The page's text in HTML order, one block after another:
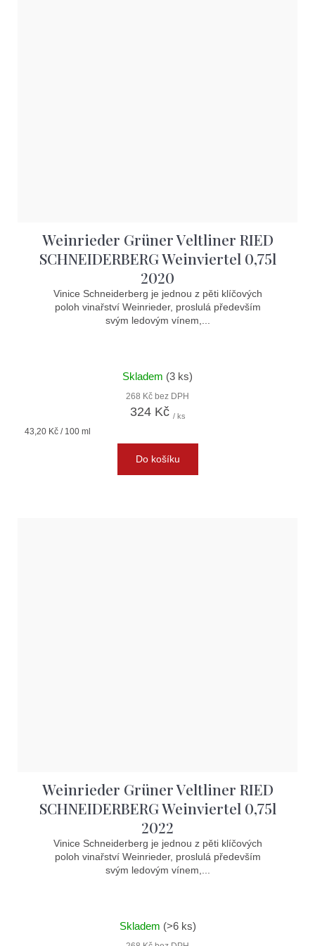
Weinrieder Grüner Veltliner RIED
SCHNEIDERBERG Weinviertel 0,75l
2020
Vinice Schneiderberg je jednou z pěti klíčových
poloh vinařství Weinrieder, proslulá především
svým ledovým vínem,...
Skladem (3 ks)
268 Kč bez DPH
324 Kč / ks
Měrná
43,20 Kč / 100 ml
Do košíku
Weinrieder Grüner Veltliner RIED
SCHNEIDERBERG Weinviertel 0,75l
2022
Vinice Schneiderberg je jednou z pěti klíčových
poloh vinařství Weinrieder, proslulá především
svým ledovým vínem,...
Skladem (>6 ks)